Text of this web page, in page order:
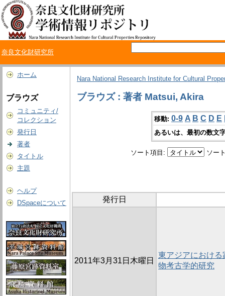
奈良文化財研究所
ホーム
ブラウズ
コミュニティ/
コレクション
発行日
著者
タイトル
主題
ヘルプ
DSpaceについて
Nara National Research Institute for Cultural
ブラウズ : 著者 Matsui, Akira
移動: 0-9 A B C D E
あるいは、最初の数文
ソート項目: ソー
発行日
2011年3月31日木曜日
東アジアにおけ
物考古学的研究